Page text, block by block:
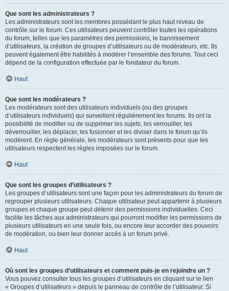
Que sont les administrateurs ?
Les administrateurs sont les membres possédant le plus haut niveau de
contrôle sur le forum. Ces utilisateurs peuvent contrôler toutes les opérations
du forum, telles que les paramètres des permissions, le bannissement
d’utilisateurs, la création de groupes d’utilisateurs ou de modérateurs, etc. Ils
peuvent également être habilités à modérer l’ensemble des forums. Tout ceci
dépend de la configuration effectuée par le fondateur du forum.
Haut
Que sont les modérateurs ?
Les modérateurs sont des utilisateurs individuels (ou des groupes
d’utilisateurs individuels) qui surveillent régulièrement les forums. Ils ont la
possibilité de modifier ou de supprimer les sujets, les verrouiller, les
déverrouiller, les déplacer, les fusionner et les diviser dans le forum qu’ils
modèrent. En règle générale, les modérateurs sont présents pour que les
utilisateurs respectent les règles imposées sur le forum.
Haut
Que sont les groupes d’utilisateurs ?
Les groupes d’utilisateurs sont une façon pour les administrateurs du forum de
regrouper plusieurs utilisateurs. Chaque utilisateur peut appartenir à plusieurs
groupes et chaque groupe peut détenir des permissions individuelles. Ceci
facilite les tâches aux administrateurs qui pourront modifier les permissions de
plusieurs utilisateurs en une seule fois, ou encore leur accorder des pouvoirs
de modération, ou bien leur donner accès à un forum privé.
Haut
Où sont les groupes d’utilisateurs et comment puis-je en rejoindre un ?
Vous pouvez consulter tous les groupes d’utilisateurs en cliquant sur le lien
« Groupes d’utilisateurs » depuis le panneau de contrôle de l’utilisateur. Si